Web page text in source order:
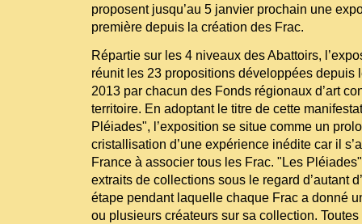
proposent jusqu’au 5 janvier prochain une
première depuis la création des Frac.
Répartie sur les 4 niveaux des Abattoirs,
réunit les 23 propositions développées depuis
2013 par chacun des Fonds régionaux d’art
territoire. En adoptant le titre de cette
Pléiades", l’exposition se situe comme un
cristallisation d’une expérience inédite car il
France à associer tous les Frac. "Les
extraits de collections sous le regard d’autant
étape pendant laquelle chaque Frac a donné
ou plusieurs créateurs sur sa collection.